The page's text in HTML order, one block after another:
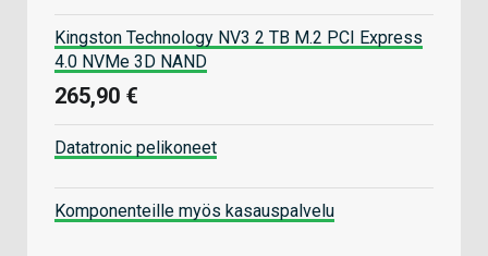
Kingston Technology NV3 2 TB M.2 PCI Express
4.0 NVMe 3D NAND
265,90 €
Datatronic pelikoneet
Komponenteille myös kasauspalvelu